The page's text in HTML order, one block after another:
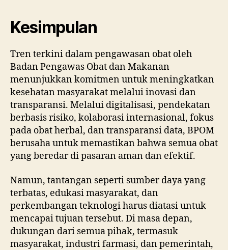
Kesimpulan
Tren terkini dalam pengawasan obat oleh
Badan Pengawas Obat dan Makanan
menunjukkan komitmen untuk meningkatkan
kesehatan masyarakat melalui inovasi dan
transparansi. Melalui digitalisasi, pendekatan
berbasis risiko, kolaborasi internasional, fokus
pada obat herbal, dan transparansi data, BPOM
berusaha untuk memastikan bahwa semua obat
yang beredar di pasaran aman dan efektif.
Namun, tantangan seperti sumber daya yang
terbatas, edukasi masyarakat, dan
perkembangan teknologi harus diatasi untuk
mencapai tujuan tersebut. Di masa depan,
dukungan dari semua pihak, termasuk
masyarakat, industri farmasi, dan pemerintah,